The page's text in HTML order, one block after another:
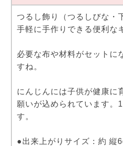
つるし飾り（つるしびな・
手軽に手作りできる便利な
必要な布や材料がセットに
すね。
にんじんには子供が健康に
願いが込められています。
す。
●出来上がりサイズ：約 縦